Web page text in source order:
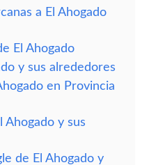
a El Ahogado
El Ahogado
y sus alrededores
en Provincia
Ahogado y sus
de El Ahogado y